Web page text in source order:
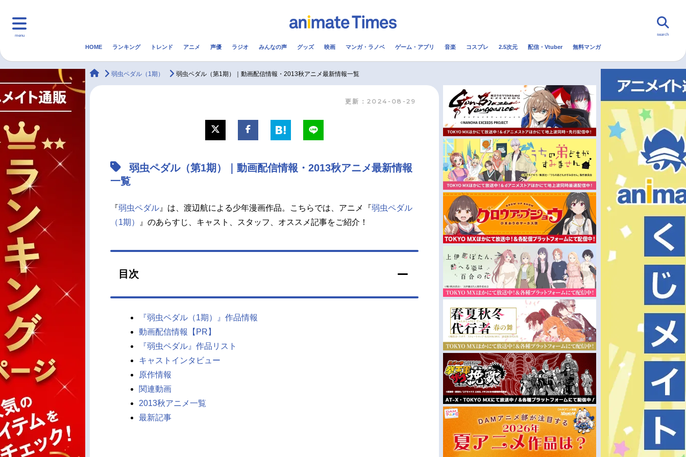
menu
マンガ・ラノベ 2.5次元 配信・Vtuber トレンド 無料マンガ
声優記事一覧
アニメ映画一覧
男性声優/女性声優一覧
今期アニメ曜日別一覧
夏アニメ
秋アニメ
冬アニメ
search
HOME ランキング トレンド アニメ 声優 ラジオ みんなの声 グッズ 映画 マンガ・ラノベ ゲーム・アプリ 音楽 コスプレ 2.5次元 配信・Vtuber 無料マンガ
animateTimes
弱虫ペダル（1期） 弱虫ペダル（第1期）｜動画配信情報・2013秋アニメ最新情報一覧
更新：2024-08-29
弱虫ペダル（第1期）｜動画配信情報・2013秋アニメ最新情報
一覧
『弱虫ペダル 』は、渡辺航による少年漫画作品。こちらでは、アニメ『弱虫ペダル
（1期）
』のあらすじ、キャスト、スタッフ、オススメ記事をご紹介！
目次
『弱虫ペダル（1期）』作品情報
動画配信情報【PR】
『弱虫ペダル』作品リスト
キャストインタビュー
原作情報
関連動画
2013秋アニメ一覧
最新記事